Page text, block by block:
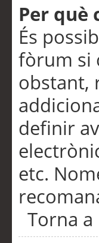
Per què
És
fòrum si
obstant,
definir
etc.
Torna a